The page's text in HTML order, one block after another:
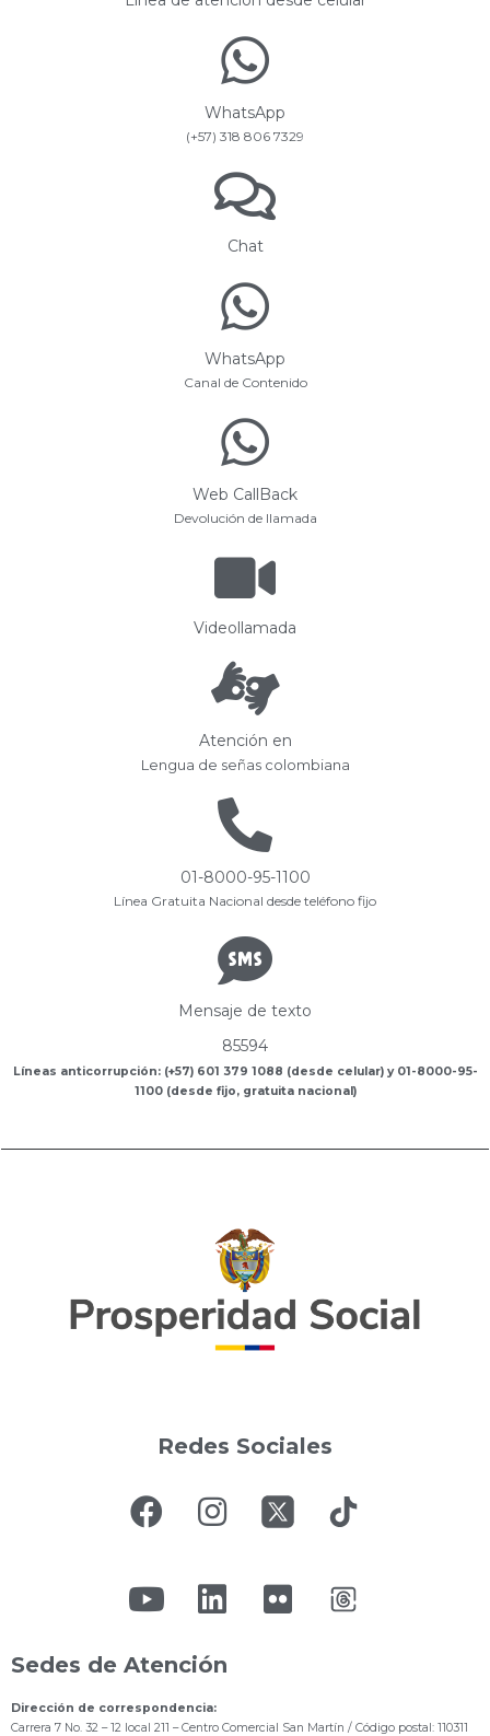
WhatsApp
(+57) 318 806 7329
Chat
WhatsApp
Canal de Contenido
Web CallBack
Devolución de llamada
Videollamada
Atención en
Lengua de señas colombiana
01-8000-95-1100
Línea Gratuita Nacional desde teléfono fijo
Mensaje de texto
85594
Líneas anticorrupción: (+57) 601 379 1088 (desde celular) y 01-8000-95-
1100 (desde fijo, gratuita nacional)
Redes Sociales
Sedes de Atención
Dirección de correspondencia:
Carrera 7 No. 32 – 12 local 211 – Centro Comercial San Martín / Código postal: 110311